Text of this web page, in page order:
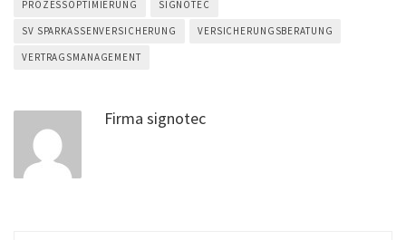
PROZESSOPTIMIERUNG SIGNOTEC
SV SPARKASSENVERSICHERUNG VERSICHERUNGSBERATUNG
VERTRAGSMANAGEMENT
Firma signotec